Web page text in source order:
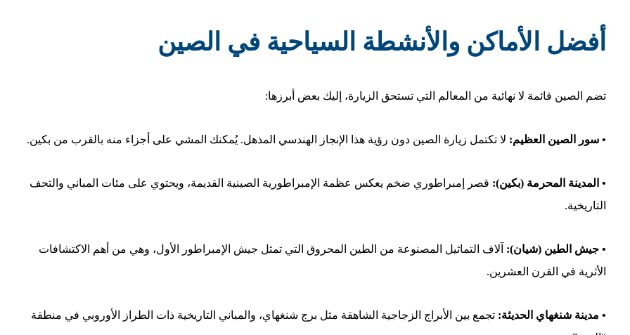
أفضل الأماكن والأنشطة السياحية في الصين
تضم الصين قائمة لا نهائية من المعالم التي تستحق الزيارة، إليك بعض أبرزها:
• سور الصين العظيم: لا تكتمل زيارة الصين دون رؤية هذا الإنجاز الهندسي المذهل. يُمكنك المشي على أجزاء منه بالقرب من بكين.
• المدينة المحرمة (بكين): قصر إمبراطوري ضخم يعكس عظمة الإمبراطورية الصينية القديمة، ويحتوي على مئات المباني والتحف
التاريخية.
• جيش الطين (شيان): آلاف التماثيل المصنوعة من الطين المحروق التي تمثل جيش الإمبراطور الأول، وهي من أهم الاكتشافات
الأثرية في القرن العشرين.
• مدينة شنغهاي الحديثة: تجمع بين الأبراج الزجاجية الشاهقة مثل برج شنغهاي، والمباني التاريخية ذات الطراز الأوروبي في منطقة